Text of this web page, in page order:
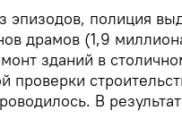
эпизодов, полиция
драмов (1,9
зданий в
проверки
В